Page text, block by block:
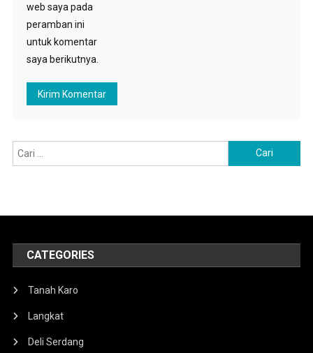
web saya pada
peramban ini
untuk komentar
saya berikutnya.
untuk:
CATEGORIES
Tanah Karo
Langkat
Deli Serdang